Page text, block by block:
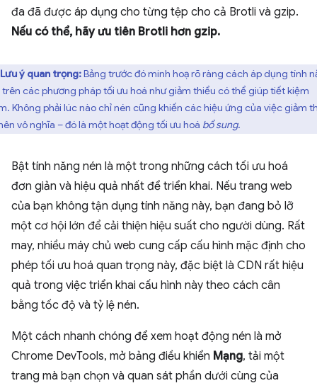
đa đã được áp dụng cho từng tệp cho cả Brotli và gzip.
Nếu có thể, hãy ưu tiên Brotli hơn gzip.
Lưu ý quan trọng:Bảng trước đó minh hoạ rõ ràng cách áp dụng tính
trên các phương pháp tối ưu hoá như giảm thiểu có thể giúp tiết kiệm
Không phải lúc nào chỉ nén cũng khiến các hiệu ứng của việc giảm
vô nghĩa – đó là một hoạt động tối ưu hoá bổ sung.
Bật tính năng nén là một trong những cách tối ưu hoá
đơn giản và hiệu quả nhất để triển khai. Nếu trang web
của bạn không tận dụng tính năng này, bạn đang bỏ lỡ
một cơ hội lớn để cải thiện hiệu suất cho người dùng. Rất
may, nhiều máy chủ web cung cấp cấu hình mặc định cho
phép tối ưu hoá quan trọng này, đặc biệt là CDN rất hiệu
quả trong việc triển khai cấu hình này theo cách cân
bằng tốc độ và tỷ lệ nén.
Một cách nhanh chóng để xem hoạt động nén là mở
Chrome DevTools, mở bảng điều khiển Mạng, tải một
trang mà bạn chọn và quan sát phần dưới cùng của